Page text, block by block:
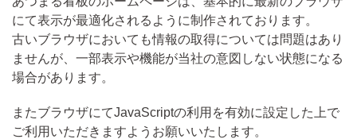
にて表示が最適化されるように制作されております。
古いブラウザにおいても情報の取得については問題はあり
ませんが、一部表示や機能が当社の意図しない状態になる
場合があります。
またブラウザにてJavaScriptの利用を有効に設定した上で
ご利用いただきますようお願いいたします。